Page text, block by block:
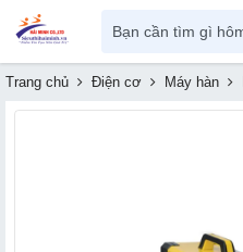
Trang chủ Điện cơ Máy hàn